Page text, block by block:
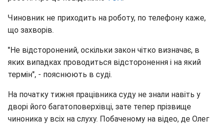
Чиновник не приходить на роботу, по телефону каже,
що захворів.
"Не відсторонений, оскільки закон чітко визначає, в
яких випадках проводиться відсторонення і на який
термін", - пояснюють в суді.
На початку тижня працівника суду не знали навіть у
дворі його багатоповерхівці, зате тепер прізвище
чиноника у всіх на слуху. Побаченому на відео, де Олег